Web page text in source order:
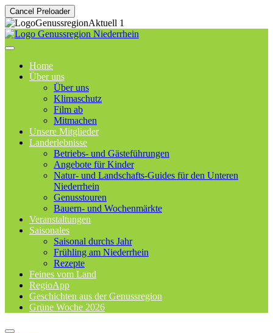
Cancel Preloader
Home
Über uns
Über uns
Klimaschutz
Film ab
Mitmachen
Unsere Mitglieder
Landerlebnisse
Betriebs- und Gästeführungen
Angebote für Kinder
Natur- und Landschafts-Guides für den Unteren
Niederrhein
Genusstouren
Bauern- und Wochenmärkte
Veranstaltungen
Saisonales
Saisonal durchs Jahr
Frühling am Niederrhein
Rezepte
Feines vom Land
RegioApp
Geschichten aus der Genussregion
Grüne Woche 2026